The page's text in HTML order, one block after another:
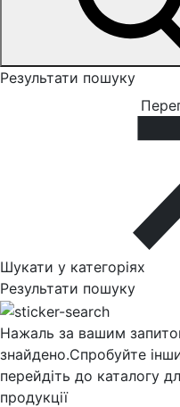
Результати пошуку
Шукати у категоріях
Результати пошуку
Нажаль за вашим
знайдено.Спробуйте
перейдіть до каталогу
продукції